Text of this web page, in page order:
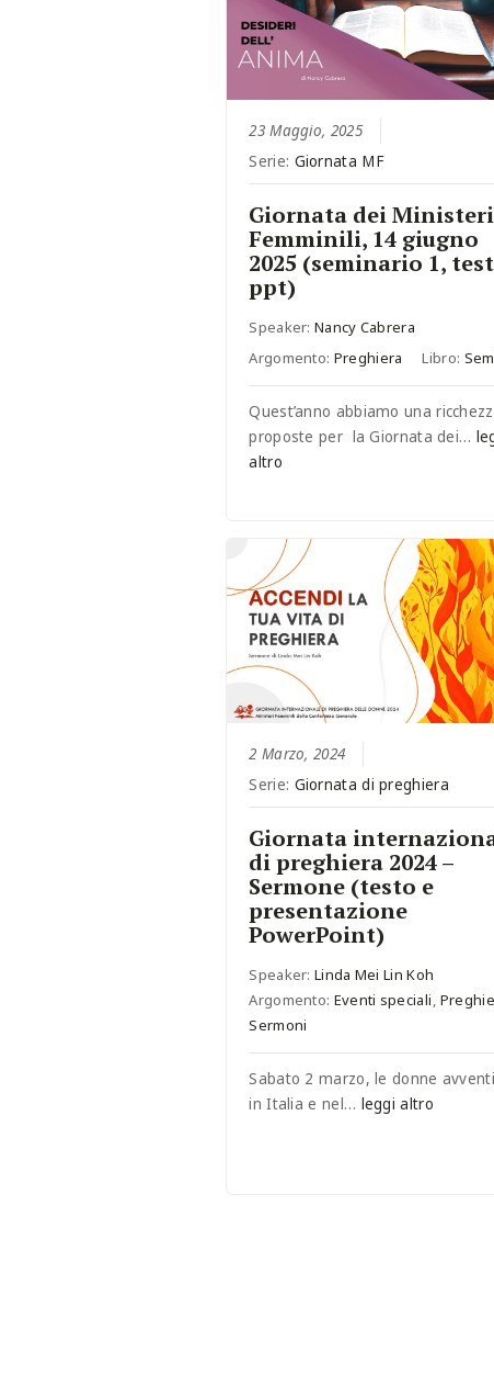
23 Maggio, 2025
Serie: Giornata MF
Giornata dei Ministeri
Femminili, 14 giugno
2025 (seminario 1,
ppt)
Speaker:Nancy Cabrera
Argomento: Preghiera Libro:
Quest’anno abbiamo una
proposte per la Giornata dei…
altro
2 Marzo, 2024
Serie: Giornata di preghiera
Giornata
di preghiera 2024 –
Sermone (testo e
presentazione
PowerPoint)
Speaker:Linda Mei Lin Koh
Argomento: Eventi speciali
Sermoni
Sabato 2 marzo, le donne
in Italia e nel… leggi altro